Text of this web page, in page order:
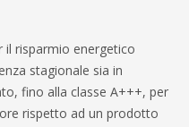
il risparmio energetico
stagionale sia in
fino alla classe A+++, per
rispetto ad un prodotto